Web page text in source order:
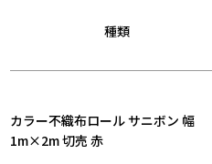
種類
カラー不織布ロール サニボン 幅
1m×2m 切売 赤